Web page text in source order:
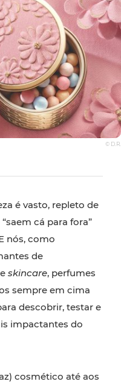
© D.R.
é vasto, repleto de
cá para fora”
nós, como
de
skincare, perfumes
sempre em cima
descobrir, testar e
impactantes do
cosmético até aos